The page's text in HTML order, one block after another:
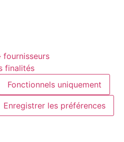
fournisseurs
finalités
Fonctionnels uniquement
Enregistrer les préférences